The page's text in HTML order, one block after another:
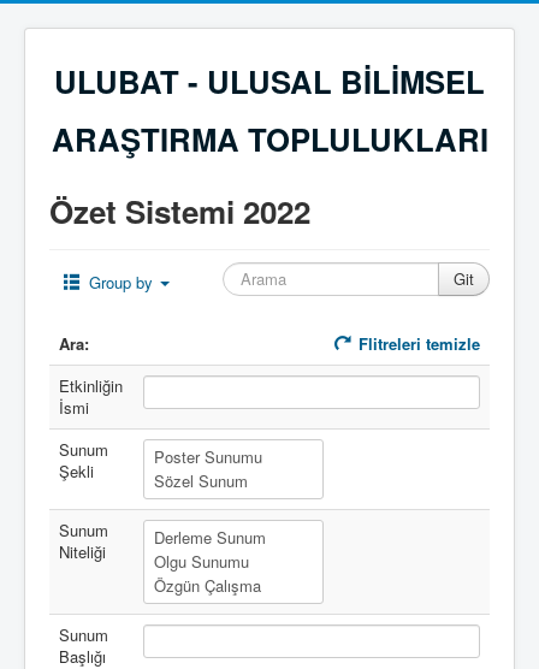
ULUBAT - ULUSAL BİLİMSEL
ARAŞTIRMA TOPLULUKLARI
Özet Sistemi 2022
Group by
Ara:
Flitreleri temizle
Etkinliğin
İsmi
Sunum
Şekli
Sunum
Niteliği
Sunum
Başlığı